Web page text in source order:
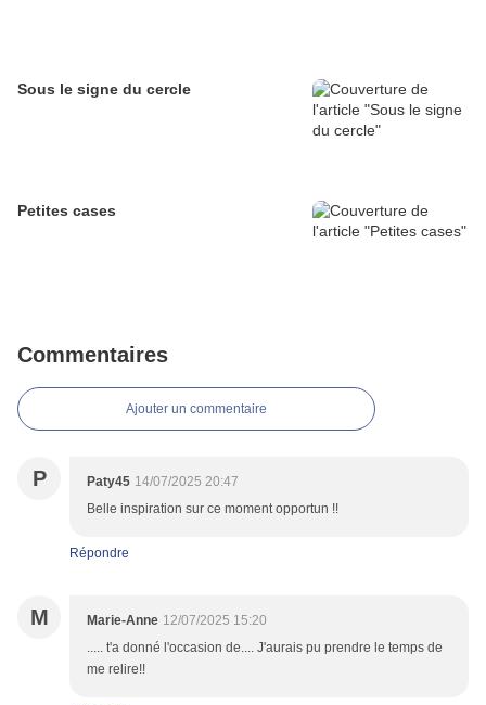
Sous le signe du cercle
Petites cases
Commentaires
Ajouter un commentaire
P Paty45 14/07/2025 20:47
Belle inspiration sur ce moment opportun !!
Répondre
M Marie-Anne 12/07/2025 15:20
..... t'a donné l'occasion de.... J'aurais pu prendre le temps de
me relire!!